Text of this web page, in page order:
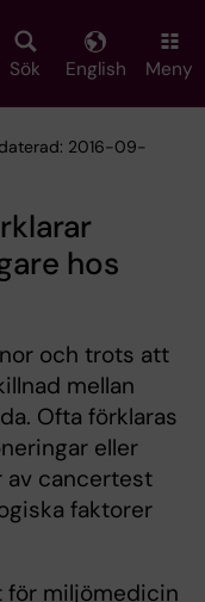
Sök English Meny
2016-09-
hos
och trots att
mellan
Ofta förklaras
eller
av cancertest
faktorer
för miljömedicin